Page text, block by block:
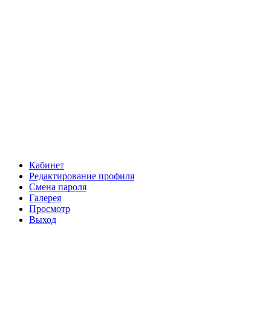
Кабинет
Редактирование профиля
Смена пароля
Галерея
Просмотр
Выход